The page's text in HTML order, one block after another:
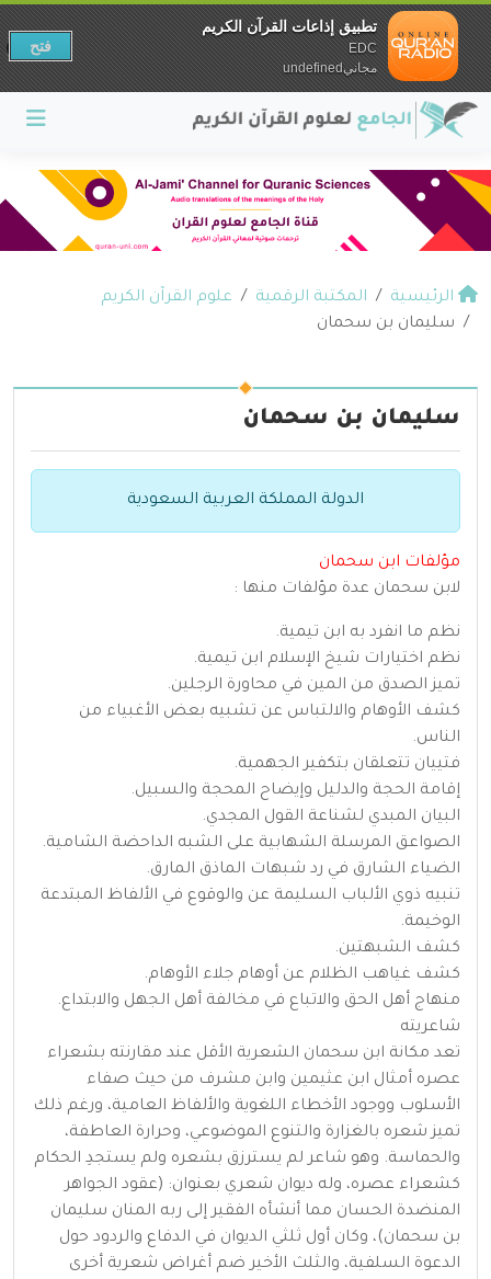
الرئيسية المكتبة الرقمية
علوم القرآن الكريم
سليمان بن سحمان
سليمان بن سحمان
الدولة المملكة العربية السعودية
مؤلفات ابن سحمان
لابن سحمان عدة مؤلفات منها :
نظم ما انفرد به ابن تيمية.
نظم اختيارات شيخ الإسلام ابن تيمية.
تميز الصدق من المين في محاورة الرجلين.
كشف الأوهام والالتباس عن تشبيه بعض الأغبياء من
الناس.
فتييان تتعلقان بتكفير الجهمية.
إقامة الحجة والدليل وإيضاح المحجة والسبيل.
البيان المبدي لشناعة القول المجدي.
الصواعق المرسلة الشهابية على الشبه الداحضة الشامية.
الضياء الشارق في رد شبهات الماذق المارق.
تنبيه ذوي الألباب السليمة عن والوقوع في الألفاظ المبتدعة
الوخيمة.
كشف الشبهتين.
كشف غياهب الظلام عن أوهام جلاء الأوهام.
منهاج أهل الحق والاتباع في مخالفة أهل الجهل والابتداع.
شاعريته
تعد مكانة ابن سحمان الشعرية الأقل عند مقارنته بشعراء
عصره أمثال ابن عثيمين وابن مشرف من حيث صفاء
الأسلوب ووجود الأخطاء اللغوية والألفاظ العامية، ورغم ذلك
تميز شعره بالغزارة والتنوع الموضوعي، وحرارة العاطفة،
والحماسة. وهو شاعر لم يسترزق بشعره ولم يستجدِ الحكام
كشعراء عصره، وله ديوان شعري بعنوان: (عقود الجواهر
المنضدة الحسان مما أنشأه الفقير إلى ربه المنان سليمان
بن سحمان)، وكان أول ثلثي الديوان في الدفاع والردود حول
الدعوة السلفية، والثلث الأخير ضم أغراض شعرية أخرى
تطبيق إذاعات القرآن الكريم
EDC
مجانيundefined
فتح